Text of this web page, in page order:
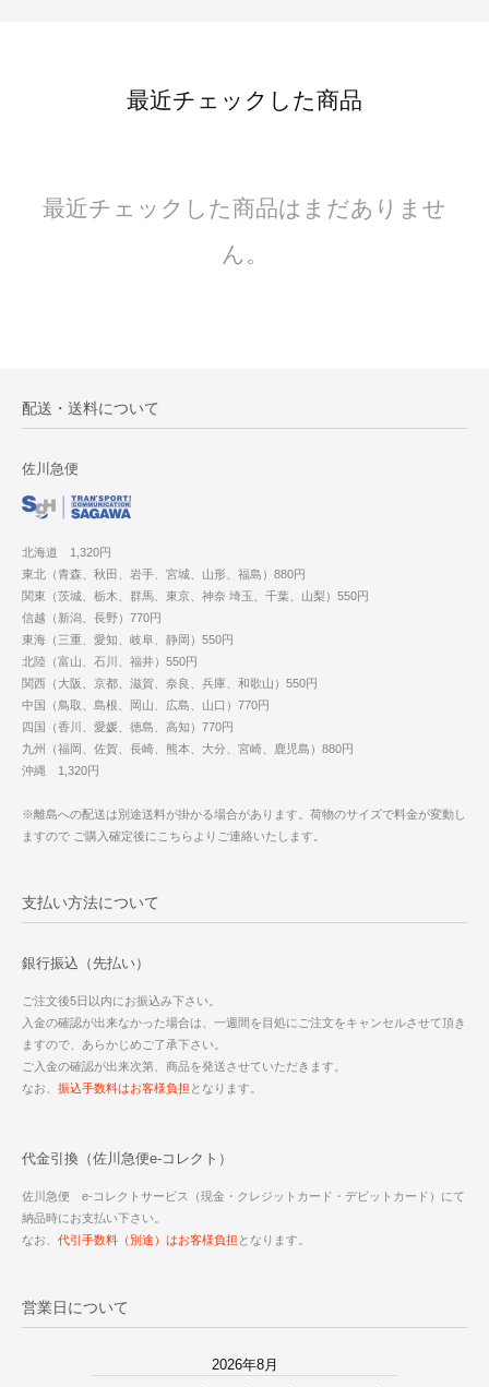
最近チェックした商品
最近チェックした商品はまだありませ
ん。
配送・送料について
佐川急便
北海道 1,320円
東北（青森、秋田、岩手、宮城、山形、福島）880円
関東（茨城、栃木、群馬、東京、神奈 埼玉、千葉、山梨）550円
信越（新潟、長野）770円
東海（三重、愛知、岐阜、静岡）550円
北陸（富山、石川、福井）550円
関西（大阪、京都、滋賀、奈良、兵庫、和歌山）550円
中国（鳥取、島根、岡山、広島、山口）770円
四国（香川、愛媛、徳島、高知）770円
九州（福岡、佐賀、長崎、熊本、大分、宮崎、鹿児島）880円
沖縄 1,320円
※離島への配送は別途送料が掛かる場合があります。荷物のサイズで料金が変動し
ますので ご購入確定後にこちらよりご連絡いたします。
支払い方法について
銀行振込（先払い）
ご注文後5日以内にお振込み下さい。
入金の確認が出来なかった場合は、一週間を目処にご注文をキャンセルさせて頂き
ますので、あらかじめご了承下さい。
ご入金の確認が出来次第、商品を発送させていただきます。
なお、 振込手数料はお客様負担 となります。
代金引換（佐川急便e-コレクト）
佐川急便 e-コレクトサービス（現金・クレジットカード・デビットカード）にて
納品時にお支払い下さい。
なお、 代引手数料（別途）はお客様負担 となります。
営業日について
2026年8月